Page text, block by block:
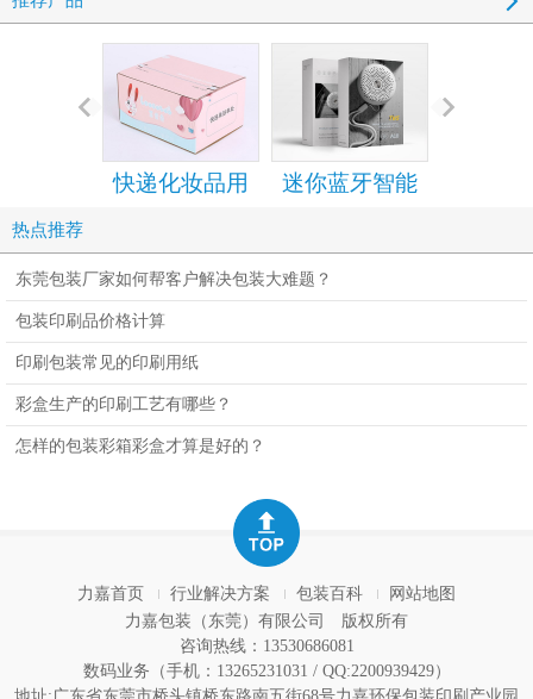
快递化妆品用
迷你蓝牙智能
设计定制
热点推荐
东莞包装厂家如何帮客户解决包装大难题？
包装印刷品价格计算
印刷包装常见的印刷用纸
彩盒生产的印刷工艺有哪些？
怎样的包装彩箱彩盒才算是好的？
力嘉首页 行业解决方案 包装百科
网站地图
力嘉包装（东莞）有限公司
版权所有
咨询热线：13530686081
数码业务（手机：13265231031 / QQ:2200939429）